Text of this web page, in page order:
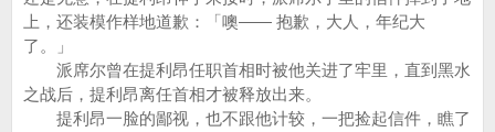
上，还装模作样地道歉：「噢—— 抱歉，大人，年纪大
了。」
派席尔曾在提利昂任职首相时被他关进了牢里，直到黑水
之战后，提利昂离任首相才被释放出来。
提利昂一脸的鄙视，也不跟他计较，一把捡起信件，瞧了